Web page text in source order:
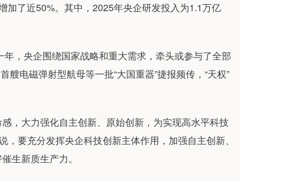
加了近50%。其中，2025年央企研发投入为1.1万亿
，央企围绕国家战略和重大需求，牵头或参与了全部
电磁弹射型航母等一批“大国重器”捷报频传，“天权”
，大力强化自主创新、原始创新，为实现高水平科技
要充分发挥央企科技创新主体作用，加强自主创新、
生新质生产力。